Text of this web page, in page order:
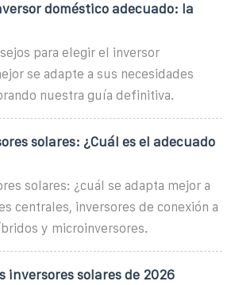
doméstico adecuado: la
para elegir el inversor
se adapte a sus necesidades
nuestra guía definitiva.
solares: ¿Cuál es el adecuado
solares: ¿cuál se adapta mejor a
centrales, inversores de conexión a
y microinversores.
inversores solares de 2026